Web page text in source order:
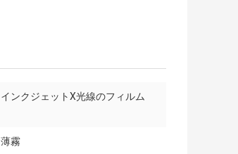
インクジェットX光線のフィルム
薄霧